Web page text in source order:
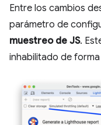
Entre los cambios
parámetro de
muestreo de JS.
inhabilitado de